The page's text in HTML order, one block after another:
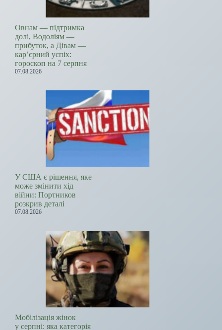
Овнам — підтримка
долі, Водоліям —
прибуток, а Дівам —
кар’єрний успіх:
гороскоп на 7 серпня
07.08.2026
У США є рішення, яке
може змінити хід
війни: Портников
розкрив деталі
07.08.2026
Мобілізація жінок
у серпні: яка категорія